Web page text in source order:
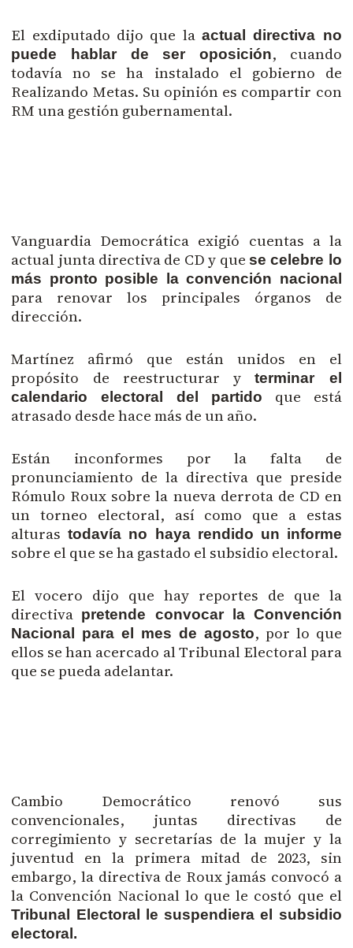
El exdiputado dijo que laactual directiva no
puede hablar de ser oposición, cuando
todavía no se ha instalado el gobierno de
Realizando Metas. Su opinión es compartir con
RM una gestión gubernamental.
Vanguardia Democrática exigió cuentas a la
actual junta directiva de CD y que se celebre lo
más pronto posible la convención nacional
para renovar los principales órganos de
dirección.
Martínez afirmó que están unidos en el
propósito de reestructurar yterminar el
calendario electoral del partido
que está
atrasado desde hace más de un año.
Están inconformes por la falta de
pronunciamiento de la directiva que preside
Rómulo Roux sobre la nueva derrota de CD en
un torneo electoral, así como que a estas
alturas todavía no haya rendido un informe
sobre el que se ha gastado el subsidio electoral.
El vocero dijo que hay reportes de que la
directiva pretende convocar la Convención
Nacional para el mes de agosto, por lo que
ellos se han acercado al Tribunal Electoral para
que se pueda adelantar.
Cambio Democrático renovó sus
convencionales, juntas directivas de
corregimiento y secretarías de la mujer y la
juventud en la primera mitad de 2023, sin
embargo, la directiva de Roux jamás convocó a
la Convención Nacional lo que le costó que el
Tribunal Electoral le suspendiera el subsidio
electoral.